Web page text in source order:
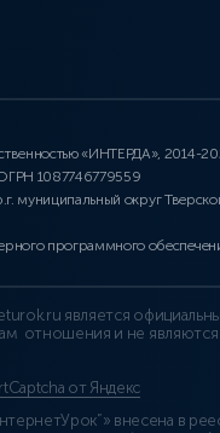
«ИНТЕРДА», 2014-
1087746779559
муниципальный округ
программного
является
отношения и не являются
от Яндекс
внесена в